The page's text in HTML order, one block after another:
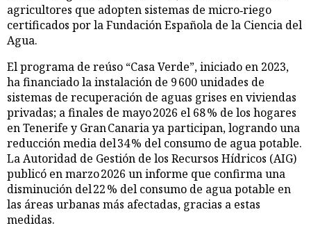
agricultores que adopten sistemas de micro‑riego
certificados por la Fundación Española de la Ciencia del
Agua.
El programa de reúso “Casa Verde”, iniciado en 2023,
ha financiado la instalación de 9 600 unidades de
sistemas de recuperación de aguas grises en viviendas
privadas; a finales de mayo 2026 el 68 % de los hogares
en Tenerife y Gran Canaria ya participan, logrando una
reducción media del 34 % del consumo de agua potable.
La Autoridad de Gestión de los Recursos Hídricos (AIG)
publicó en marzo 2026 un informe que confirma una
disminución del 22 % del consumo de agua potable en
las áreas urbanas más afectadas, gracias a estas
medidas.